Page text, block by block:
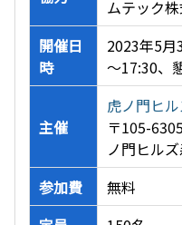
ムテック
開催日
時
2023年5月
～17:30、
主催
虎ノ門ヒ
〒105-
ノ門ヒル
参加費
無料